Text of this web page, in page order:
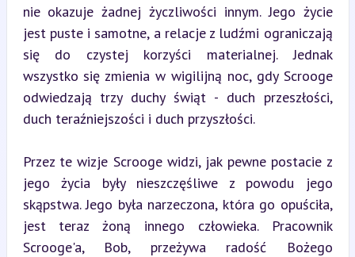
nie okazuje żadnej życzliwości innym. Jego życie
jest puste i samotne, a relacje z ludźmi ograniczają
się do czystej korzyści materialnej. Jednak
wszystko się zmienia w wigilijną noc, gdy Scrooge
odwiedzają trzy duchy świąt - duch przeszłości,
duch teraźniejszości i duch przyszłości.
Przez te wizje Scrooge widzi, jak pewne postacie z
jego życia były nieszczęśliwe z powodu jego
skąpstwa. Jego była narzeczona, która go opuściła,
jest teraz żoną innego człowieka. Pracownik
Scrooge'a, Bob, przeżywa radość Bożego